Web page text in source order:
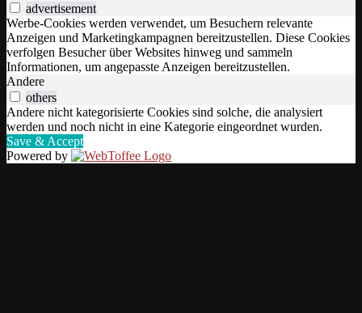
advertisement
Werbe-Cookies werden verwendet, um Besuchern relevante
Anzeigen und Marketingkampagnen bereitzustellen. Diese Cookies
verfolgen Besucher über Websites hinweg und sammeln
Informationen, um angepasste Anzeigen bereitzustellen.
Andere
others
Andere nicht kategorisierte Cookies sind solche, die analysiert
werden und noch nicht in eine Kategorie eingeordnet wurden.
Save & Accept
Powered by